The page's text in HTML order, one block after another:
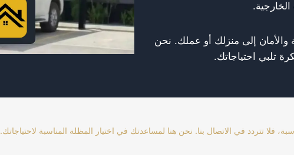
والأمان إلى منزلك أو عملك. نحن
تلبي احتياجاتك.
فلا تتردد في الاتصال بنا. نحن هنا لمساعدتك في اختيار المظلة المناسبة لاحتياجاتك.